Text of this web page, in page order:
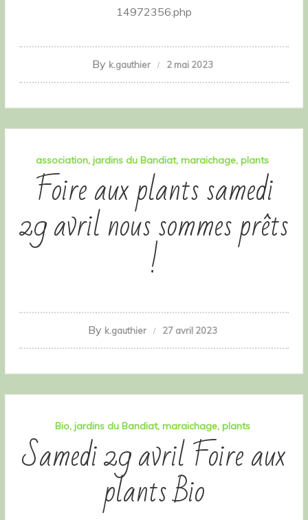
14972356.php
By k.gauthier 2 mai 2023
association jardins du Bandiat maraichage plants
Foire aux plants samedi
29 avril nous sommes prêts
!
By k.gauthier 27 avril 2023
Bio jardins du Bandiat maraichage plants
Samedi 29 avril Foire aux
plants Bio